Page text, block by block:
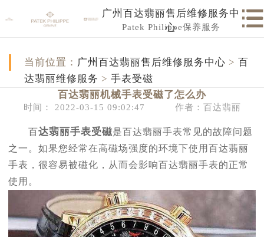
广州百达翡丽售后维修服务中
心
Patek Philippe保养服务
当前位置： 广州百达翡丽售后维修服务中心 > 百
达翡丽维修服务 > 手表受磁
百达翡丽机械手表受磁了怎么办
时间： 2022-03-15 09:02:47 作者：百达翡丽
百达翡丽手表受磁是百达翡丽手表常见的故障问题
之一。如果您经常在高磁场强度的环境下使用百达翡丽
手表，很容易被磁化，从而会影响百达翡丽手表的正常
使用。